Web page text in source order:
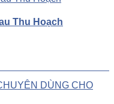
Thu Hoạch